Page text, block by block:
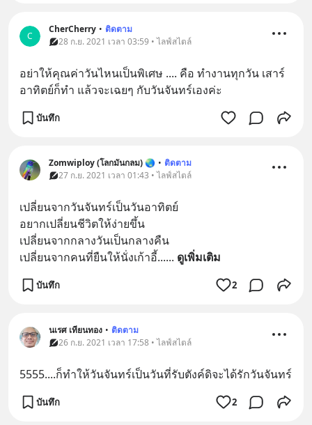
C
CherCherry • ติดตาม
28 ก.ย. 2021 เวลา 03:59 • ไลฟ์สไตล์
อย่าให้คุณค่าวันไหนเป็นพิเศษ .... คือ ทำงานทุกวัน เสาร์
อาทิตย์ก็ทำ แล้วจะเฉยๆ กับวันจันทร์เองค่ะ
บันทึก
Zomwiploy (โลกมันกลม) 🌏 • ติดตาม
27 ก.ย. 2021 เวลา 01:43 • ไลฟ์สไตล์
เปลี่ยนจากวันจันทร์เป็นวันอาทิตย์
อยากเปลี่ยนชีวิตให้ง่ายขึ้น
เปลี่ยนจากกลางวันเป็นกลางคืน
เปลี่ยนจากคนที่ยืนให้นั่งเก้าอี้...... ดูเพิ่มเติม
บันทึก 2
นเรศ เทียนทอง • ติดตาม
26 ก.ย. 2021 เวลา 17:58 • ไลฟ์สไตล์
5555....ก็ทำให้วันจันทร์เป็นวันที่รับตังค์ดิจะได้รักวันจันทร์
บันทึก 2